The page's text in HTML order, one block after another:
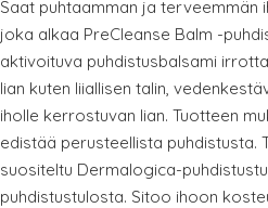
Saat puhtaamman ja terveemmän
joka alkaa PreCleanse Balm -
aktivoituva puhdistusbalsami
lian kuten liiallisen talin,
iholle kerrostuvan lian. Tuotteen
edistää perusteellista puhdistusta.
suositeltu Dermalogica-
puhdistustulosta. Sitoo ihoon